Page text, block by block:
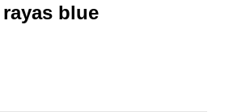
blue